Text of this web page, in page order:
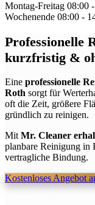
Montag-Freitag 08:00
Wochenende 08:00 -
Professionelle
kurzfristig &
Eine professionelle
Roth sorgt für
oft die Zeit, größere
gründlich zu reinigen.
Mit Mr. Cleaner
planbare Reinigung in
vertragliche Bindung.
Kostenloses Angebot